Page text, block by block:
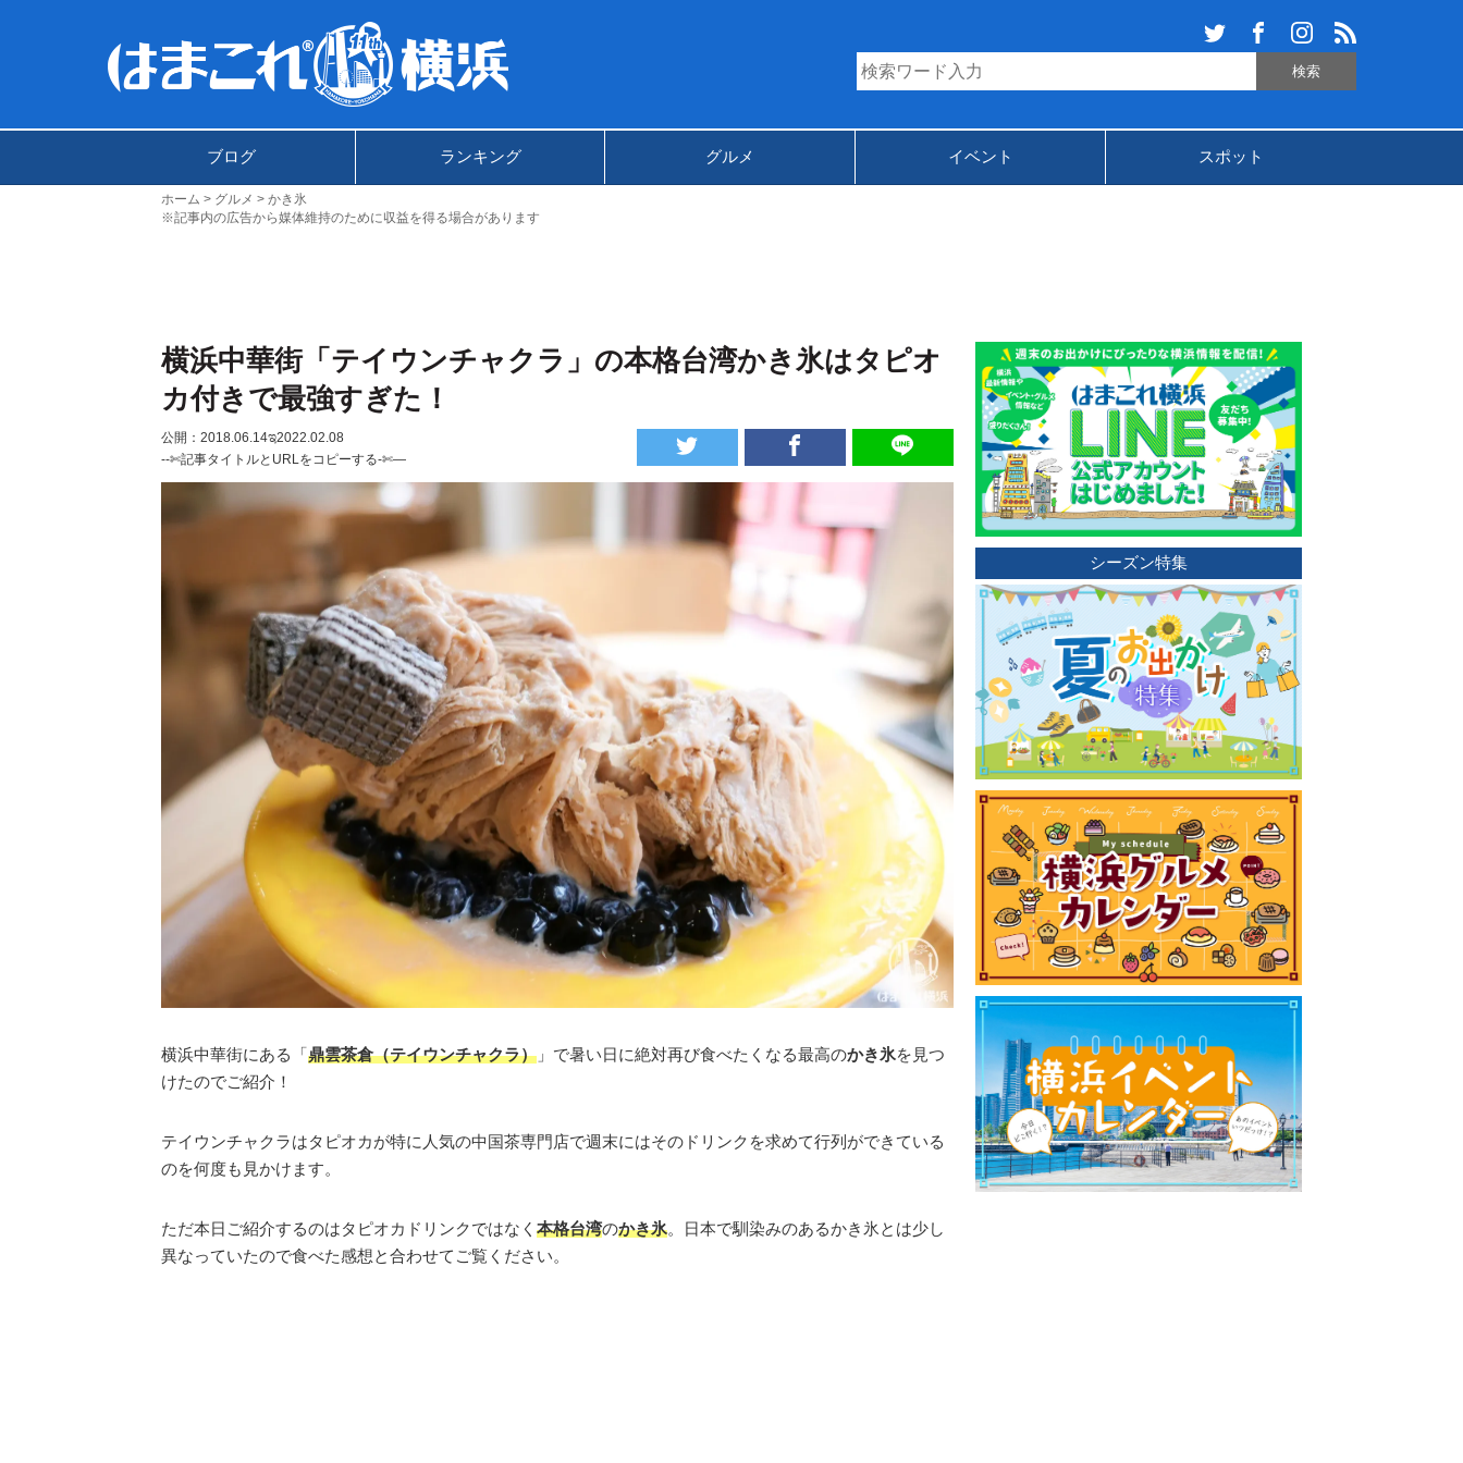
ブログ ランキング グルメ イベント スポット
ホーム グルメ
かき氷
※記事内の広告から媒体維持のために収益を得る場合があります
横浜中華街「テイウンチャクラ」の本格台湾かき氷はタピオ
カ付きで最強すぎた！
公開：2018.06.14ಇ2022.02.08
--✄記事タイトルとURLをコピーする-✄—
横浜中華街にある「鼎雲茶倉（テイウンチャクラ） 」で暑い日に絶対再び食べたくなる最高のかき氷を見つ
けたのでご紹介！
テイウンチャクラはタピオカが特に人気の中国茶専門店で週末にはそのドリンクを求めて行列ができている
のを何度も見かけます。
ただ本日ご紹介するのはタピオカドリンクではなく 本格台湾のかき氷。日本で馴染みのあるかき氷とは少し
異なっていたので食べた感想と合わせてご覧ください。
シーズン特集